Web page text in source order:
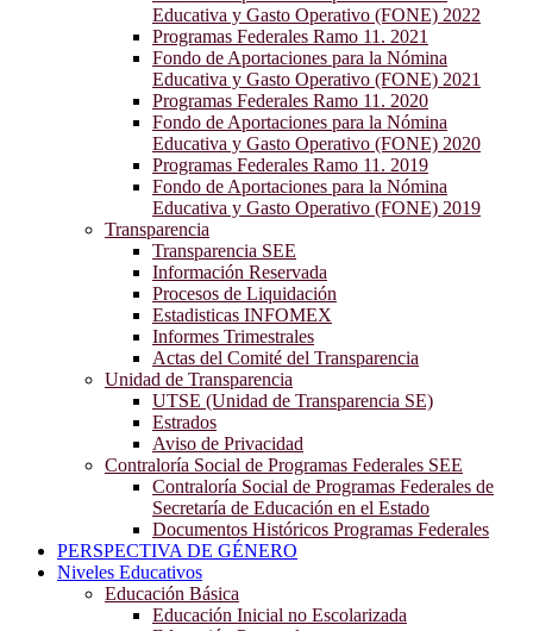
Educativa y Gasto Operativo (FONE) 2022
Programas Federales Ramo 11. 2021
Fondo de Aportaciones para la Nómina
Educativa y Gasto Operativo (FONE) 2021
Programas Federales Ramo 11. 2020
Fondo de Aportaciones para la Nómina
Educativa y Gasto Operativo (FONE) 2020
Programas Federales Ramo 11. 2019
Fondo de Aportaciones para la Nómina
Educativa y Gasto Operativo (FONE) 2019
Transparencia
Transparencia SEE
Información Reservada
Procesos de Liquidación
Estadisticas INFOMEX
Informes Trimestrales
Actas del Comité del Transparencia
Unidad de Transparencia
UTSE (Unidad de Transparencia SE)
Estrados
Aviso de Privacidad
Contraloría Social de Programas Federales SEE
Contraloría Social de Programas Federales de
Secretaría de Educación en el Estado
Documentos Históricos Programas Federales
PERSPECTIVA DE GÉNERO
Niveles Educativos
Educación Básica
Educación Inicial no Escolarizada